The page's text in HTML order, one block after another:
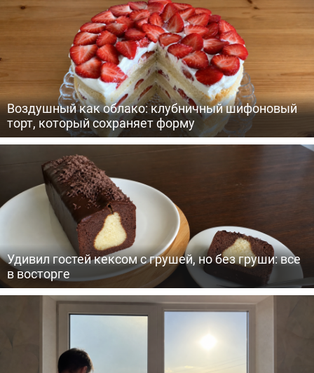
Воздушный как облако: клубничный шифоновый
торт, который сохраняет форму
Удивил гостей кексом с грушей, но без груши: все
в восторге